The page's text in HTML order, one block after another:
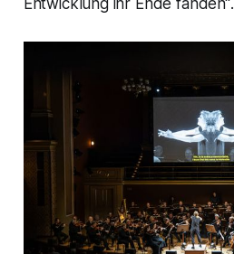
Entwicklung ihr Ende fanden“.